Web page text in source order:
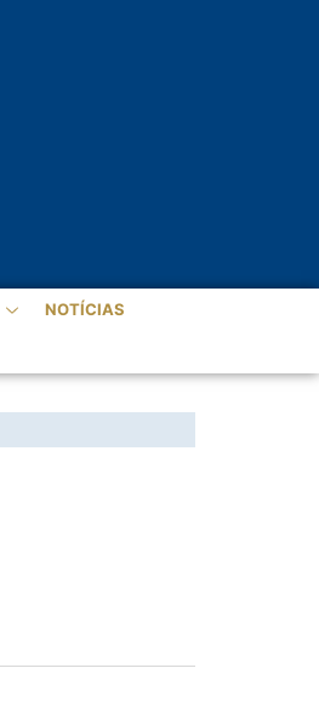
NOTÍCIAS